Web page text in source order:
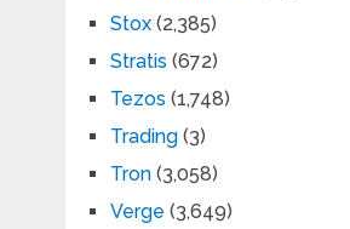
Stox(2,385)
Stratis (672)
Tezos (1,748)
Trading(3)
Tron(3,058)
Verge (3,649)